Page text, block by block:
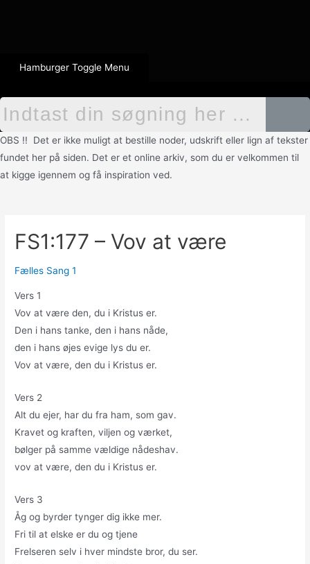
Hamburger Toggle Menu
OBS !! Det er ikke muligt at bestille noder, udskrift eller lign af tekster
fundet her på siden. Det er et online arkiv, som du er velkommen til
at kigge igennem og få inspiration ved.
FS1:177 – Vov at være
Fælles Sang 1
Vers 1
Vov at være den, du i Kristus er.
Den i hans tanke, den i hans nåde,
den i hans øjes evige lys du er.
Vov at være, den du i Kristus er.
Vers 2
Alt du ejer, har du fra ham, som gav.
Kravet og kraften, viljen og værket,
bølger på samme vældige nådeshav.
vov at være, den du i Kristus er.
Vers 3
Åg og byrder tynger dig ikke mer.
Fri til at elske er du og tjene
Frelseren selv i hver mindste bror, du ser.